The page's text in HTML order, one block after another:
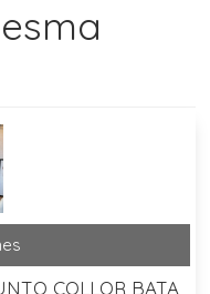
COLLOR BATA